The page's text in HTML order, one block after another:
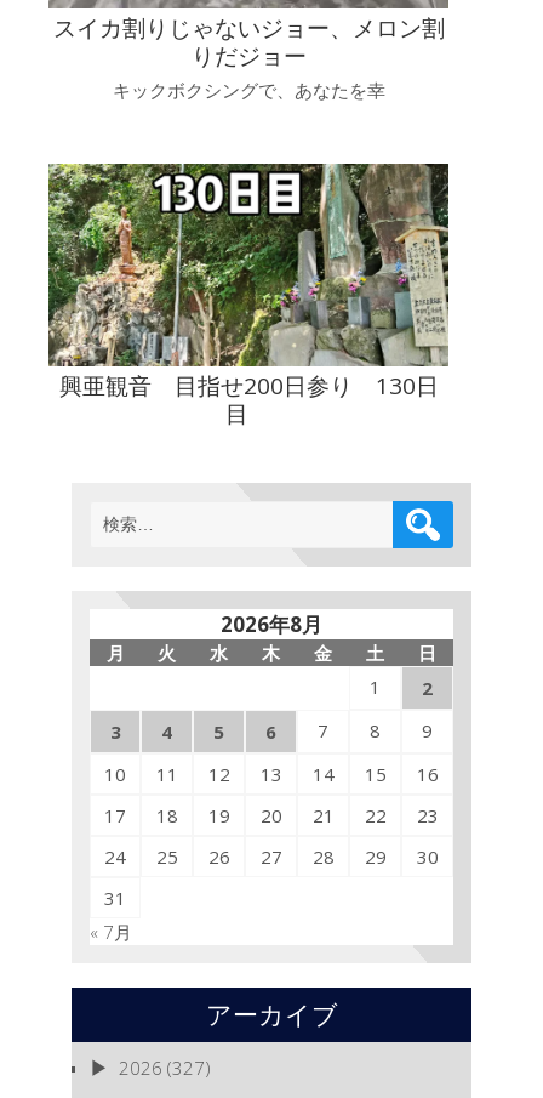
スイカ割りじゃないジョー、メロン割
りだジョー
キックボクシングで、あなたを幸
興亜観音 目指せ200日参り 130日
目
検
索:
2026年8月
月 火 水 木 金 土
日
1
2
3
4 5 6 7 8
9
10
11 12 13 14 15
16
17
18 19 20 21 22
23
24
25 26 27 28 29
30
31
« 7月
アーカイブ
2026 (327)